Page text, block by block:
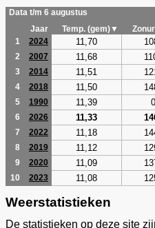
Data t/m 6 augustus
Jaar
Temp. (gem)▼
1
2024 11,70
2 2007 11,68
3 2014 11,51
4 2018 11,50
5 1990 11,39
6 2026 11,33
7 2022 11,18
8 2019 11,12
9 2020 11,09
10 2023 11,08
Weerstatistieken
De statistieken op deze site